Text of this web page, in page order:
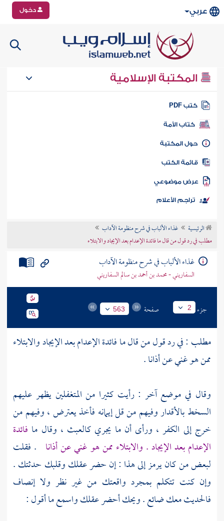
عربي دخول
المكتبة الإسلامية
كتب PDF
كتاب الأمة
المكتبة
الكتب
موضوعي
تراجم الأعلام
الرئيسية
غذاء الألباب في شرح منظومة الآداب
مطلب في رد قول من قال ما فائدة الإعدام بعد الإيجاد والابتلاء
غذاء الألباب في شرح منظومة الآداب
السفاريني - محمد بن أحمد بن سالم السفاريني
جزء 2 صفحة 563
مطلب : في رد قول من قال ما فائدة الإعدام بعد الإيجاد والابتلاء
ممن هو غني عن أذانا .
وقال في موضع آخر : رأيت كثيرا من المتغفلين يظهر عليهم
السخط بالأقدار وفيهم من قل إيمانه فأخذ يعترض ، وفيهم من
خرج إلى الكفر ، ورأى أن ما يجري كالعبث ، وقال ما فائدة
الإعدام بعد الإيجاد . والابتلاء ممن هو غني عن أذانا . فقلت
لبعض من كان يرمز إلى هذا : إن حضر عقلك وقلبك حدثتك .
وإن كنت تتكلم بمجرد واقعتك من غير نظر ولا إنصاف
فالحديث معك ضائع . ويحك أحضر عقلك واسمع ما أقول :